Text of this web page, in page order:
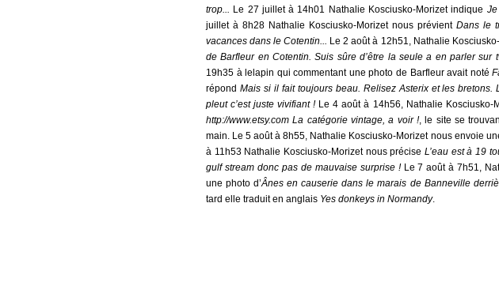
trop... Le 27 juillet à 14h01 Nathalie Kosciusko-Morizet indique
juillet à 8h28 Nathalie Kosciusko-Morizet nous prévient Dans le
vacances dans le Cotentin... Le 2 août à 12h51, Nathalie
de Barfleur en Cotentin. Suis sûre d’être la seule a en parler sur
19h35 à lelapin qui commentant une photo de Barfleur avait noté
répond Mais si il fait toujours beau. Relisez Asterix et les bretons.
pleut c’est juste vivifiant ! Le 4 août à 14h56, Nathalie Kosciusko-
http://www.etsy.com La catégorie vintage, a voir !, le site se
main. Le 5 août à 8h55, Nathalie Kosciusko-Morizet nous envoie
à 11h53 Nathalie Kosciusko-Morizet nous précise L’eau est à 19
gulf stream donc pas de mauvaise surprise ! Le 7 août à 7h51,
une photo d’Ânes en causerie dans le marais de Banneville
tard elle traduit en anglais Yes donkeys in Normandy.